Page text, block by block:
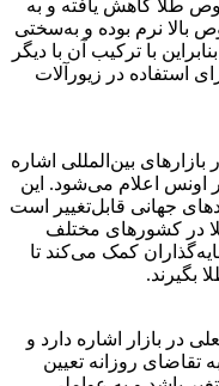
طلا کاهش یافته و به
به‌دلیل خلوص بالا نرم بوده و به‌سختی
با ترکیب آن با دیگر
استفاده در زیورآلات
بین‌المللی اشاره
اعلام می‌شود. این
جهانی قابل‌تغییر است
در کشورهای مختلف
کمک می‌کند تا
بگیرند.
در بازار اشاره دارد و
تقاضای روزانه تعیین